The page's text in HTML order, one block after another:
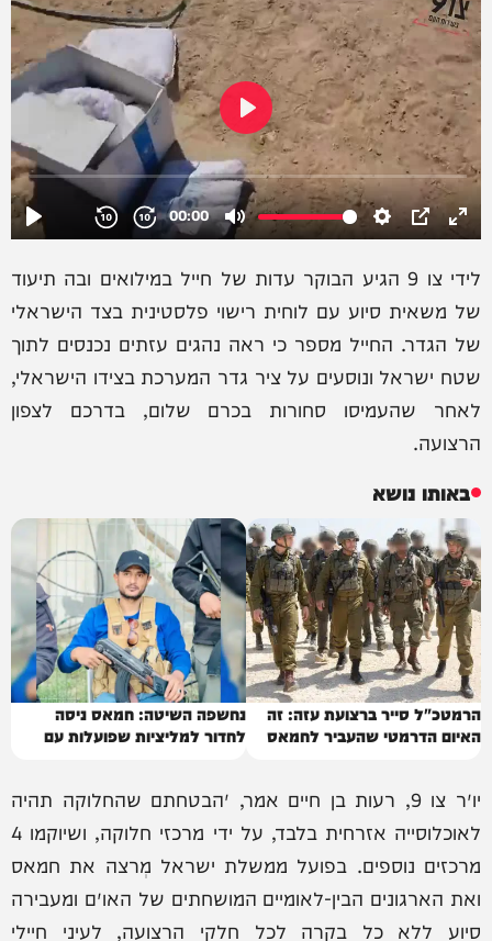
לידי צו 9 הגיע הבוקר עדות של חייל במילואים ובה תיעוד
של משאית סיוע עם לוחית רישוי פלסטינית בצד הישראלי
של הגדר. החייל מספר כי ראה נהגים עזתים נכנסים לתוך
שטח ישראל ונוסעים על ציר גדר המערכת בצידו הישראלי,
לאחר שהעמיסו סחורות בכרם שלום, בדרכם לצפון
הרצועה.
באותו נושא
הרמטכ"ל סייר ברצועת עזה: זה
האיום הדרמטי שהעביר לחמאס
נחשפה השיטה: חמאס ניסה
לחדור למליציות שפועלות עם
יו״ר צו 9, רעות בן חיים אמר, ״הבטחתם שהחלוקה תהיה
לאוכלוסייה אזרחית בלבד, על ידי מרכזי חלוקה, ושיוקמו 4
מרכזים נוספים. בפועל ממשלת ישראל מְרצה את חמאס
ואת הארגונים הבין-לאומיים המושחתים של האו״ם ומעבירה
סיוע ללא כל בקרה לכל חלקי הרצועה, לעיני חיילי